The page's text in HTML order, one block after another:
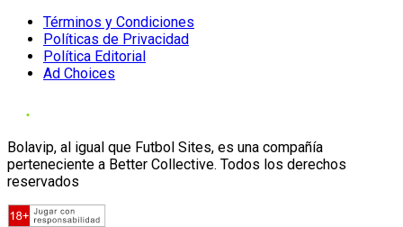
Términos y Condiciones
Políticas de Privacidad
Política Editorial
Ad Choices
Bolavip, al igual que Futbol Sites, es una compañía
perteneciente a Better Collective. Todos los derechos
reservados